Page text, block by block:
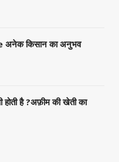
अनेक किसान का अनुभव
है ?अफ़ीम की खेती का